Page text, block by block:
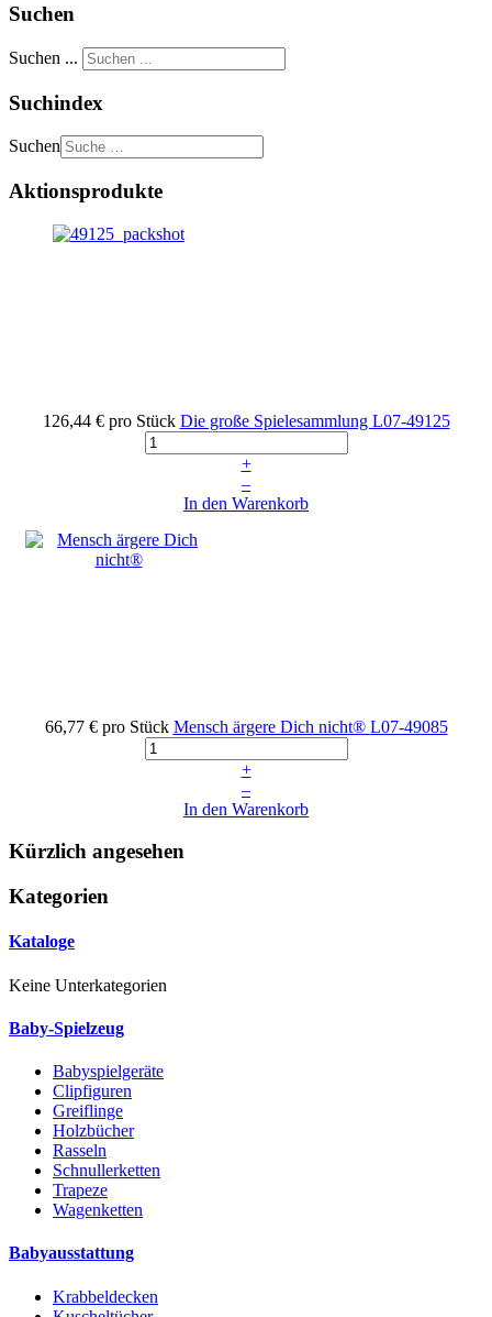
Suchen
Suchen ...
Suchindex
Suchen
Aktionsprodukte
126,44 € pro Stück Die große Spielesammlung L07-49125
+
–
In den Warenkorb
66,77 € pro Stück Mensch ärgere Dich nicht® L07-49085
+
–
In den Warenkorb
Kürzlich angesehen
Kategorien
Kataloge
Keine Unterkategorien
Baby-Spielzeug
Babyspielgeräte
Clipfiguren
Greiflinge
Holzbücher
Rasseln
Schnullerketten
Trapeze
Wagenketten
Babyausstattung
Krabbeldecken